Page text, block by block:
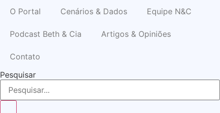
O Portal Cenários & Dados Equipe N&C
Podcast Beth & Cia Artigos & Opiniões
Contato
Pesquisar